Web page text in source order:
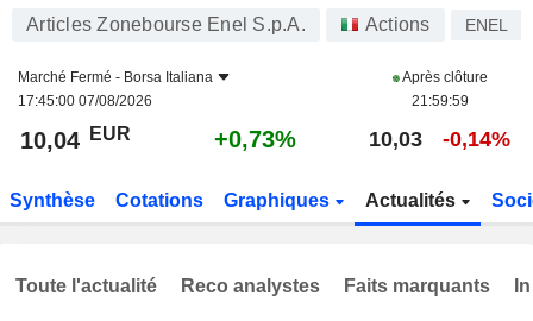
Articles Zonebourse Enel S.p.A. Actions ENEL
Marché Fermé - Borsa Italiana
17:45:00 07/08/2026
Après clôture
21:59:59
10,04 EUR +0,73% 10,03 -0,14%
Synthèse Cotations Graphiques Actualités
Toute l'actualité Reco analystes Faits marquants